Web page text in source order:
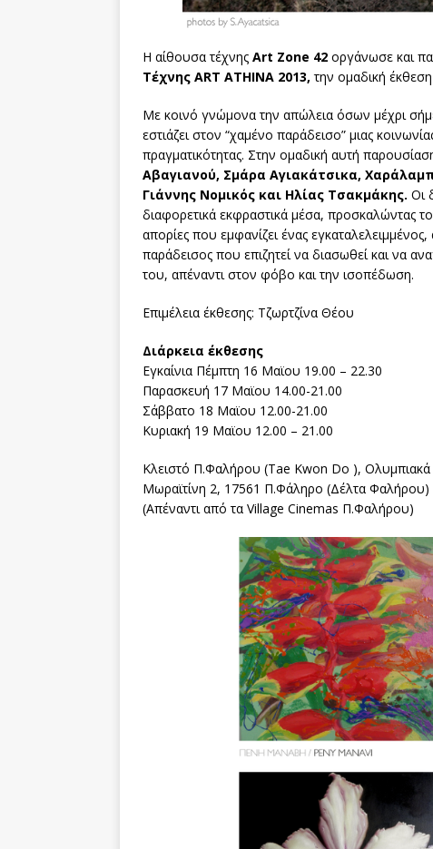
Η αίθουσα τέχνης Art Zone 42 οργάνωσε και
Τέχνης ART ATHINA 2013, την ομαδική έκθεση
Με κοινό γνώμονα την απώλεια όσων μέχρι
εστιάζει στον “χαμένο παράδεισο” μιας
πραγματικότητας. Στην ομαδική αυτή
Αβαγιανού, Σμάρα Αγιακάτσικα,
Γιάννης Νομικός και Ηλίας Τσακμάκης. Οι
διαφορετικά εκφραστικά μέσα, προσκαλώντας
απορίες που εμφανίζει ένας
παράδεισος που επιζητεί να διασωθεί και να
του, απέναντι στον φόβο και την ισοπέδωση.
Επιμέλεια έκθεσης: Τζωρτζίνα Θέου
Διάρκεια έκθεσης
Εγκαίνια Πέμπτη 16 Μαϊου 19.00 – 22.30
Παρασκευή 17 Μαϊου 14.00-21.00
Σάββατο 18 Μαϊου 12.00-21.00
Κυριακή 19 Μαϊου 12.00 – 21.00
Κλειστό Π.Φαλήρου (Tae Kwon Do ), Ολυμπιακά
Μωραϊτίνη 2, 17561 Π.Φάληρο (Δέλτα Φαλήρου)
(Απέναντι από τα Village Cinemas Π.Φαλήρου)